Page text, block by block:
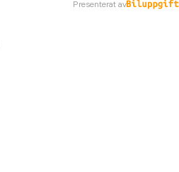
Presenterat av